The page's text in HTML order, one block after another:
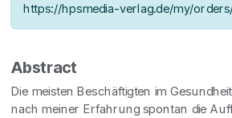
https://hpsmedia-verlag.de/my/
Abstract
Die meisten Beschäftigten im
nach meiner Erfahrung spontan die